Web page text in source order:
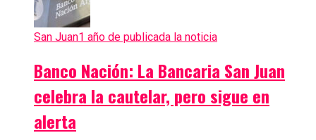
San Juan1 año de publicada la noticia
Banco Nación: La Bancaria San Juan
celebra la cautelar, pero sigue en
alerta